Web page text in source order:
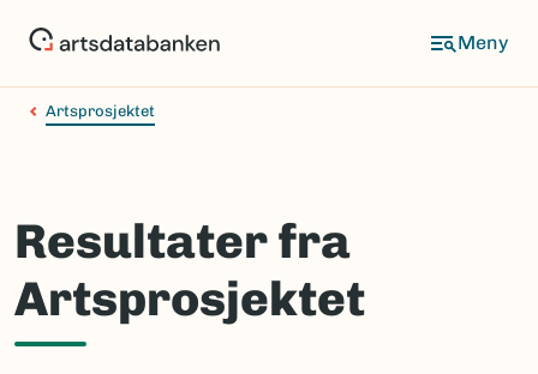
Artsprosjektet
Resultater fra
Artsprosjektet